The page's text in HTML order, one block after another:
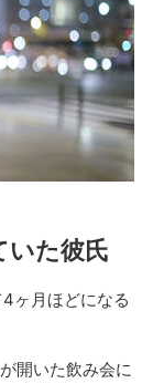
いた彼氏
ヶ月ほどになる
開いた飲み会に